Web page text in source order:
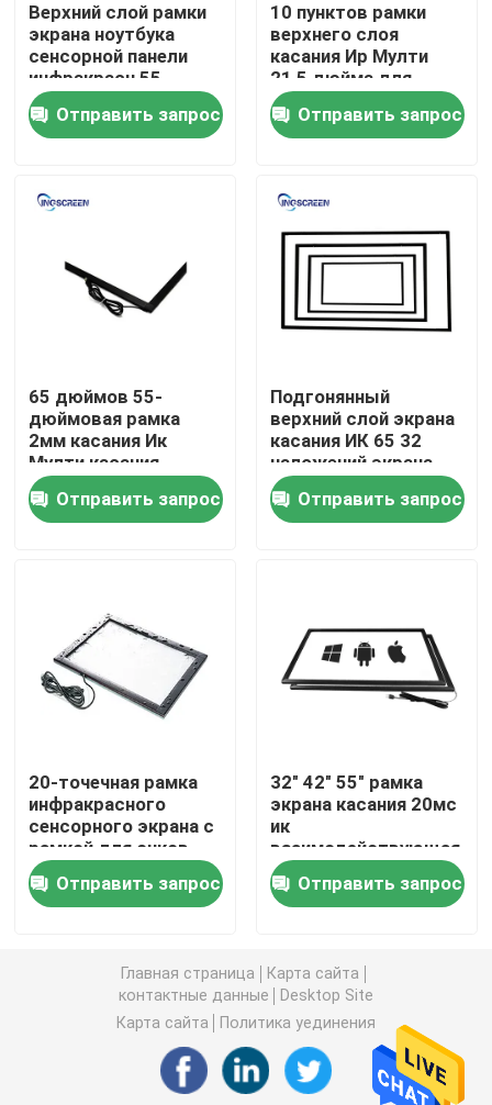
Продукция
Ролики
контроль качества
контактные данные
Отправить запрос
Whiteboard инфракрасн взаимодействующее
взаимодействующая индикаторная панель
Стена LCD видео-
Умный ПК OPS
Взаимодействующая стойка Whiteboard
Верхний слой рамки
экрана ноутбука
сенсорной панели
инфракрасн 55
дюймов
пластиковый
ультракрасный для
Отправить запрос
10 пунктов рамки
верхнего слоя
касания Ир Мулти
21,5 дюйма для
промышленного
взаимодействующего
киоска
Отправить запрос
65 дюймов 55-
дюймовая рамка
2мм касания Ик
Мулти касания
дюйма
ультракрасная тип
УСБ
Отправить запрос
Подгонянный
верхний слой экрана
касания ИК 65 32
наложений экрана
касания для
взаимодействующего
экрана
Отправить запрос
20-точечная рамка
инфракрасного
сенсорного экрана с
рамкой для очков
65-дюймовый набор
накладок на панель
Отправить запрос
32" 42" 55" рамка
экрана касания 20мс
ик
взаимодействующая
подгоняла
ультракрасную
рамку экрана
Отправить запрос
Главная страница
Карта сайта
контактные данные
Desktop Site
Карта сайта
Политика уединения